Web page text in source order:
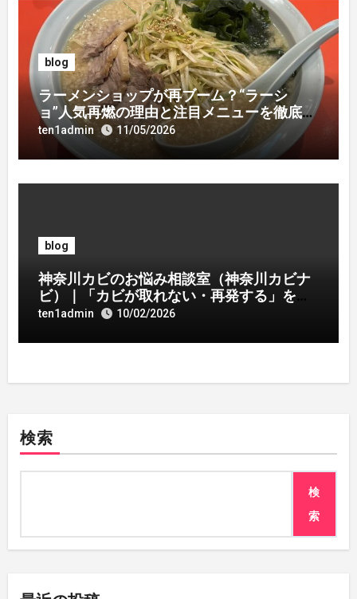
blog
ラーメンショップが再ブーム？“ラーシ
ョ”人気再燃の理由と注目メニューを徹底解
説
ten1admin 11/05/2026
blog
神奈川カビのお悩み相談室（神奈川カビナ
ビ）｜「カビが取れない・再発する」を解
決へ近づける情報サイト
ten1admin 10/02/2026
検索
検
索